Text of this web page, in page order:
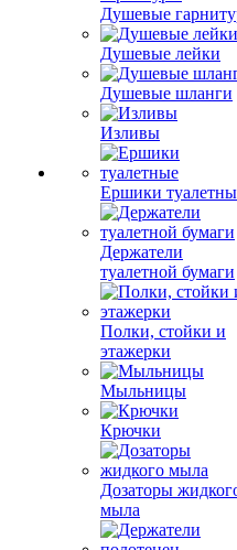
Душевые
Душевые лейки
Душевые шланги
Изливы
Ершики
Держатели
туалетной бумаги
Полки, стойки и
этажерки
Мыльницы
Крючки
Дозаторы
мыла